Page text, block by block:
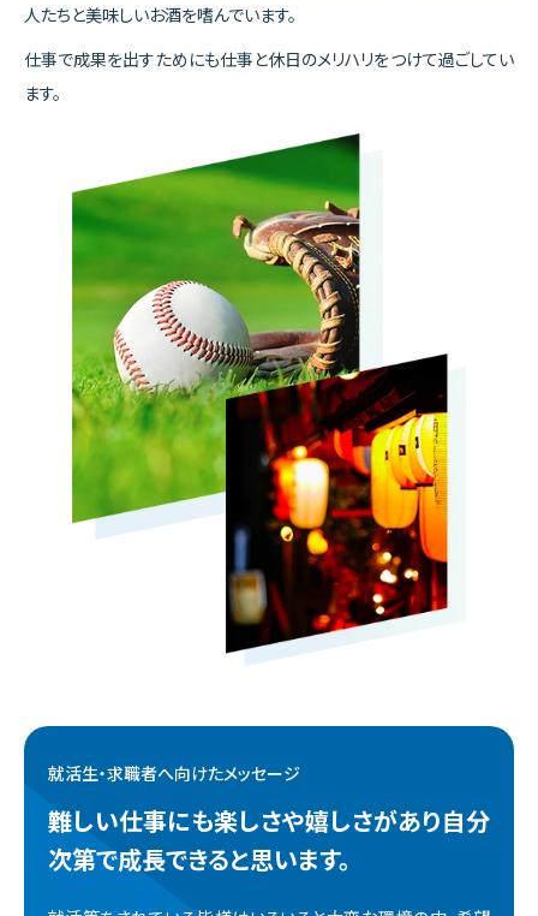
人たちと美味しいお酒を嗜んでいます。
仕事で成果を出すためにも仕事と休日のメリハリをつけて過ごしてい
ます。
就活生・求職者へ向けたメッセージ
難しい仕事にも楽しさや嬉しさがあり自分
次第で成長できると思います。